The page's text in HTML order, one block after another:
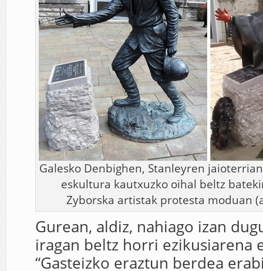
Galesko Denbighen, Stanleyren
eskultura kautxuzko oihal beltz
Zyborska artistak protesta moduan
Gurean, aldiz, nahiago izan
iragan beltz horri ezikusiarena
“Gasteizko eraztun berdea